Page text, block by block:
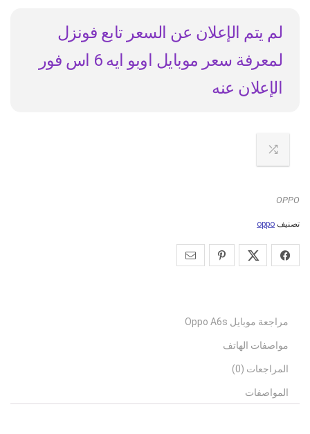
لم يتم الإعلان عن السعر تابع فونزل
لمعرفة سعر موبايل اوبو ايه 6 اس فور
الإعلان عنه
OPPO
تصنيف oppo
مراجعة موبايل Oppo A6s
مواصفات الهاتف
المراجعات (0)
المواصفات